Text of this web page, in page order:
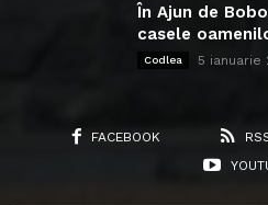
În Ajun de
casele
Codlea 5 ianuarie
FACEBOOK